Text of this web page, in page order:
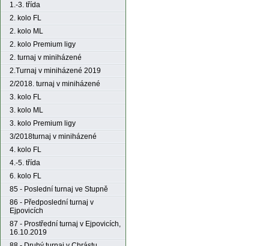
1.-3. třída
2. kolo FL
2. kolo ML
2. kolo Premium ligy
2. turnaj v miniházené
2.Turnaj v miniházené 2019
2/2018. turnaj v miniházené
3. kolo FL
3. kolo ML
3. kolo Premium ligy
3/2018turnaj v miniházené
4. kolo FL
4.-5. třída
6. kolo FL
85 - Poslední turnaj ve Stupně
86 - Předposlední turnaj v
Ejpovicích
87 - Prostřední turnaj v Ejpovicích,
16.10.2019